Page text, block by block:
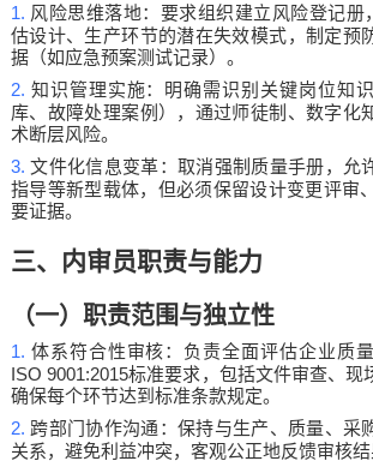
1. 风险思维落地：要求组织建立风险登记册
估设计、生产环节的潜在失效模式，制定预
据（如应急预案测试记录）。
2. 知识管理实施：明确需识别关键岗位知
库、故障处理案例），通过师徒制、数字化
术断层风险。
3.文件化信息变革：取消强制质量手册，允
指导等新型载体，但必须保留设计变更评审
要证据。
三、内审员职责与能力
（一）职责范围与独立性
1. 体系符合性审核：负责全面评估企业质
ISO 9001:2015标准要求，包括文件审查、现
确保每个环节达到标准条款规定。
2. 跨部门协作沟通：保持与生产、质量、采
关系，避免利益冲突，客观公正地反馈审核结